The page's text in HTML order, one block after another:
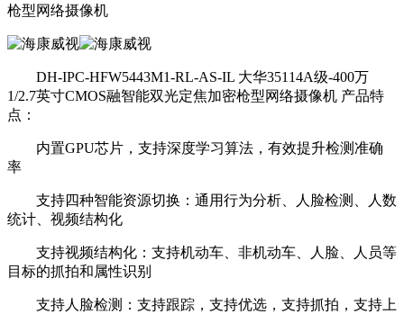
枪型网络摄像机
DH-IPC-HFW5443M1-RL-AS-IL 大华35114A级-400万
1/2.7英寸CMOS融智能双光定焦加密枪型网络摄像机 产品特
点：
内置GPU芯片，支持深度学习算法，有效提升检测准确
率
支持四种智能资源切换：通用行为分析、人脸检测、人数
统计、视频结构化
支持视频结构化：支持机动车、非机动车、人脸、人员等
目标的抓拍和属性识别
支持人脸检测：支持跟踪，支持优选，支持抓拍，支持上